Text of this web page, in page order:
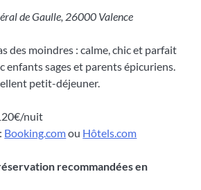
de Gaulle, 26000 Valence
des moindres : calme, chic et parfait
enfants sages et parents épicuriens.
petit-déjeuner.
nuit
: Booking.comou Hôtels.com
recommandées en